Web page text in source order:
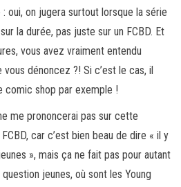
oui, on jugera surtout lorsque la série
la durée, pas juste sur un FCBD. Et
vous avez vraiment entendu
dénoncez ?! Si c’est le cas, il
comic shop par exemple !
me prononcerai pas sur cette
car c’est bien beau de dire « il y
», mais ça ne fait pas pour autant
jeunes, où sont les Young